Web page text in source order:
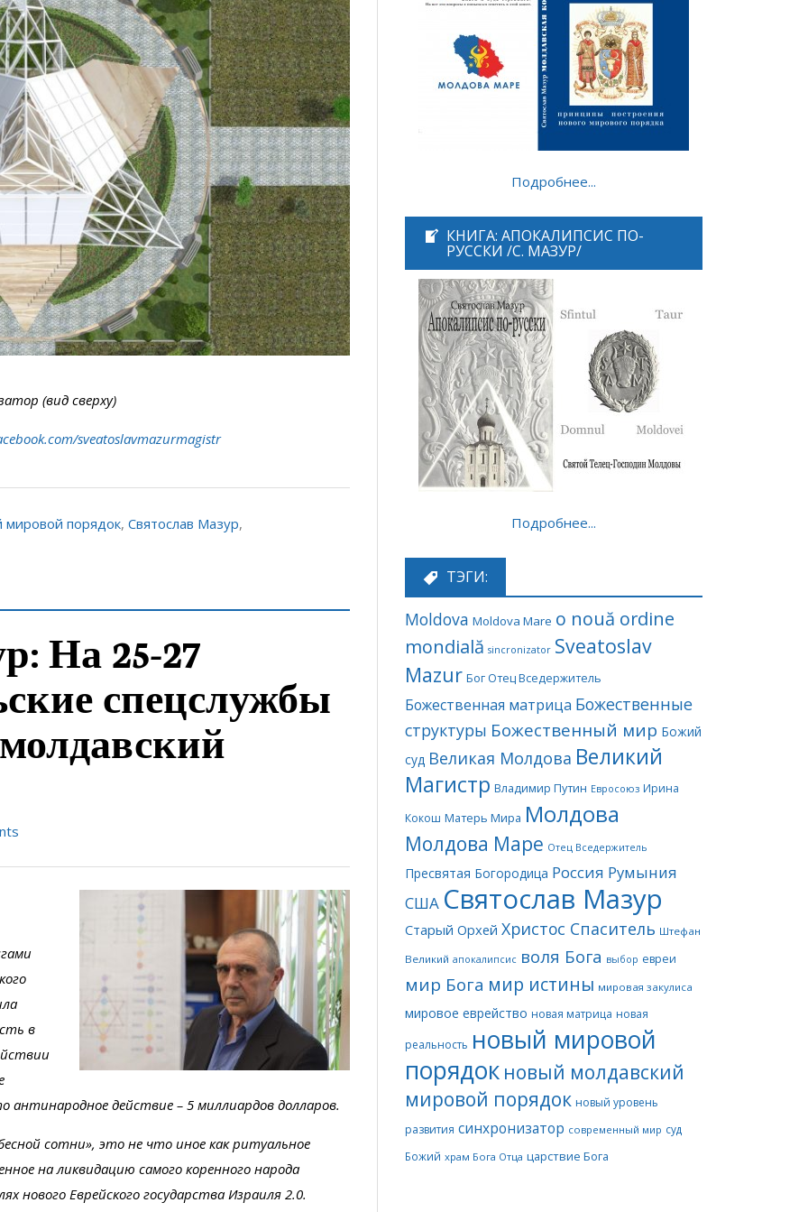
(вид сверху)
sveatoslavmazurmagistr
мировой порядок, Святослав Мазур,
На 25-27
спецслужбы
в
антинародное действие – 5 миллиардов долларов.
сотни», это не что иное как ритуальное
на ликвидацию самого коренного народа
нового Еврейского государства Израиля 2.0.
Подробнее...
КНИГА: АПОКАЛИПСИС ПО-
РУССКИ /С. МАЗУР/
Подробнее...
ТЭГИ:
Moldova Moldova Mare o nouă ordine
mondială sincronizator Sveatoslav
Mazur Бог Отец Вседержитель
Божественная матрица Божественные
структуры Божественный мир Божий
суд Великая Молдова Великий
Магистр Владимир Путин Евросоюз Ирина
Кокош Матерь Мира Молдова
Молдова Маре Отец Вседержитель
Пресвятая Богородица Россия Румыния
США Святослав Мазур
Старый Орхей Христос Спаситель Штефан
Великий апокалипсис воля Бога выбор евреи
мир Бога мир истины мировая закулиса
мировое еврейство новая матрица новая
реальность новый мировой
порядок новый молдавский
мировой порядок новый уровень
развития синхронизатор современный мир суд
Божий храм Бога Отца царствие Бога